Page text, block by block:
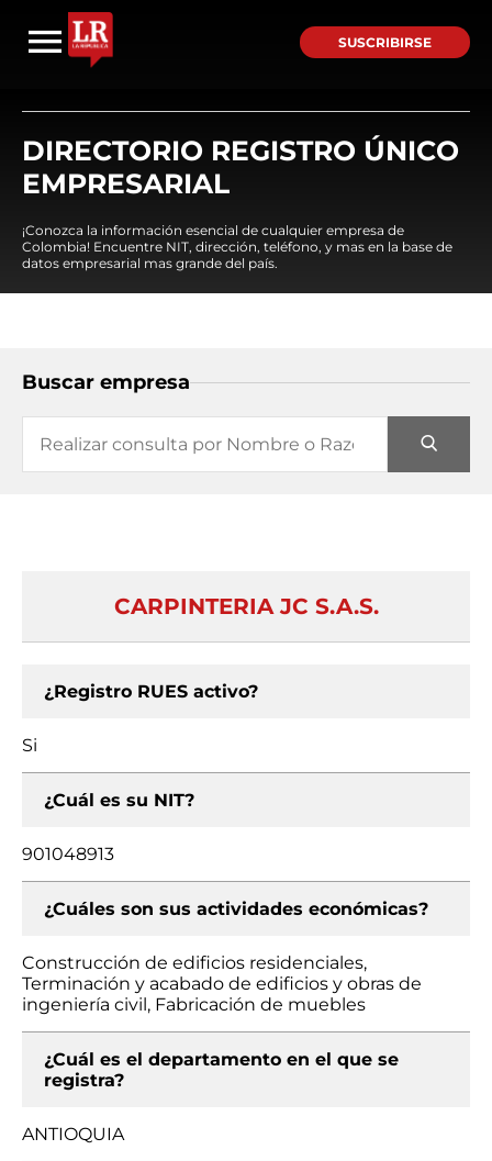
SUSCRIBIRSE
DIRECTORIO REGISTRO ÚNICO
EMPRESARIAL
¡Conozca la información esencial de cualquier empresa de
Colombia! Encuentre NIT, dirección, teléfono, y mas en la base de
datos empresarial mas grande del país.
Buscar empresa
CARPINTERIA JC S.A.S.
¿Registro RUES activo?
Si
¿Cuál es su NIT?
901048913
¿Cuáles son sus actividades económicas?
Construcción de edificios residenciales,
Terminación y acabado de edificios y obras de
ingeniería civil, Fabricación de muebles
¿Cuál es el departamento en el que se
registra?
ANTIOQUIA